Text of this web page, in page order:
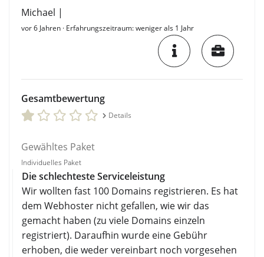
Michael |
vor 6 Jahren · Erfahrungszeitraum: weniger als 1 Jahr
Gesamtbewertung
Details
Gewähltes Paket
Individuelles Paket
Die schlechteste Serviceleistung
Wir wollten fast 100 Domains registrieren. Es hat
dem Webhoster nicht gefallen, wie wir das
gemacht haben (zu viele Domains einzeln
registriert). Daraufhin wurde eine Gebühr
erhoben, die weder vereinbart noch vorgesehen